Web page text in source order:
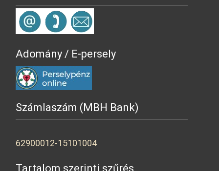
Adomány / E-persely
Számlaszám (MBH Bank)
62900012-15101004
Tartalom szerinti szűrés